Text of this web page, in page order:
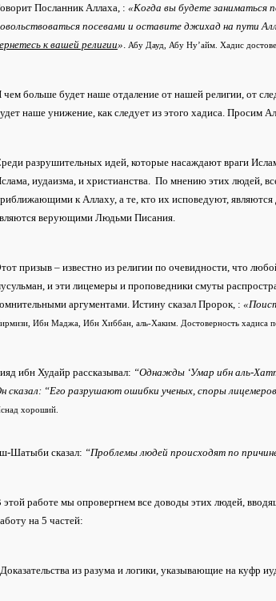
Посланник Аллаха, : «Когда вы будете заниматься
посевами и оставите джихад на пути
к вашей религии» Абу Дауд, Абу Ну’айм. Хадис
чем больше будет наше отдаление от нашей религии, от
наше унижение, как следует из этого хадиса. Просим
разрушительных идей, которые насаждают враги
иудаизма, и христианства. По мнению этих людей,
к Аллаху, а те, кто их исповедуют,
верующими Людьми Писания.
призыв – известно из религии по очевидности, что
и эти лицемеры и проповедники смуты
аргументами. Истину сказал Пророк, :
Ибн Маджа, Ибн Хиббан, аль-Хаким. Достоверность хадиса
ибн Худайр рассказывал: “Однажды ‘Умар ибн аль-
сказал: “Его разрушают ошибки ученых, споры
хороший.
Шатыби сказал: “Проблемы людей происходят по
этой работе мы опровергнем все доводы этих людей,
на 5 частей:
из разума и логики, указывающие на куфр